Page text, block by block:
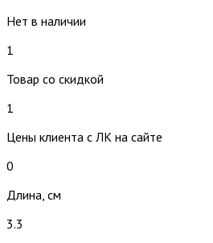
Нет в наличии
1
Товар со скидкой
1
Цены клиента с ЛК на сайте
0
Длина, см
3.3